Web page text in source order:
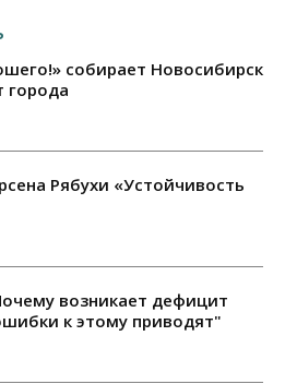
собирает Новосибирск
города
Рябухи «Устойчивость
возникает дефицит
к этому приводят"